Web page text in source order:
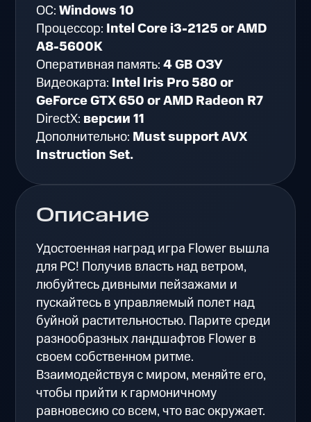
Описание
Удостоенная наград игра Flower вышла
для PC! Получив власть над ветром,
любуйтесь дивными пейзажами и
пускайтесь в управляемый полет над
буйной растительностью. Парите среди
разнообразных ландшафтов Flower в
своем собственном ритме.
Взаимодействуя с миром, меняйте его,
чтобы прийти к гармоничному
равновесию со всем, что вас окружает.
ОС:Windows 10
Процессор: Intel Core i3-2125 or AMD
A8-5600K
Оперативная память:4 GB ОЗУ
Видеокарта: Intel Iris Pro 580 or
GeForce GTX 650 or AMD Radeon R7
DirectX: версии 11
Дополнительно: Must support AVX
Instruction Set.